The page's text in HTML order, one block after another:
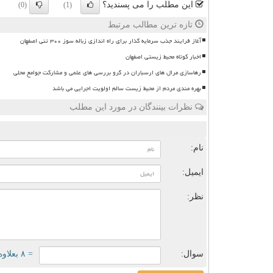
این مطلب را می پسندید؟ (1)
(0)
تازه ترین مطالب مرتبط
آغاز فرایند جذب سرمایه گذار برای راه اندازی زباله سوز ۳۰۰ تنی اصفهان
اخبار کوتاه محیط زیستی اصفهان
رهاسازی مرال های ارسباران در گرو بررسی های علمی و مشارکت جوامع محلی
بهره مندی مردم از محیط زیست سالم اولویت اجرایی می باشد
نظرات بینندگان در مورد این مطلب
نام:
ایمیل:
نظر:
سوال: = ۸ بعلاوه ۱